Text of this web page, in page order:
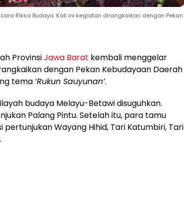
Riksa Budaya. Kali ini kegiatan dirangkaikan dengan Pekan
ProvinsiJawa Barat kembali menggelar
dengan Pekan Kebudayaan Daerah
tema ‘Rukun Sauyunan’.
budaya Melayu-Betawi disuguhkan.
Palang Pintu. Setelah itu, para tamu
Wayang Hihid, Tari Katumbiri, Tari